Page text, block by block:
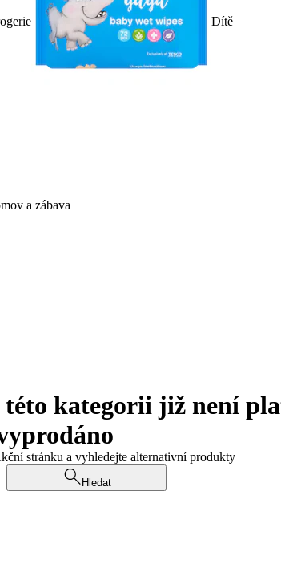
Dítě
a zábava
kategorii již není
stránku a vyhledejte alternativní produkty
Hledat